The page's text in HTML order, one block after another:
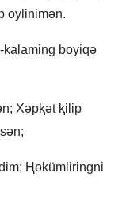
oylinimǝn.
kalaming boyiqǝ
Xǝpⱪǝt ⱪilip
Ⱨɵkümliringni